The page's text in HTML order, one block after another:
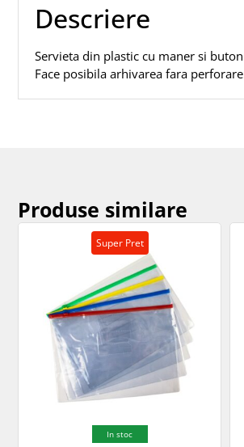
Descriere
Servieta din plastic cu maner si
Face posibila arhivarea fara
Produse similare
Super Pret
In stoc